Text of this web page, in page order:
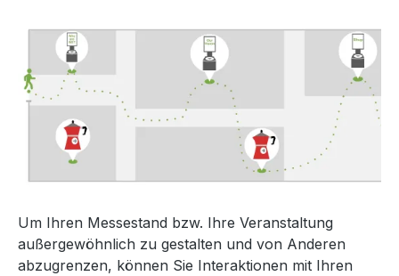
Um Ihren Messestand bzw. Ihre Veranstaltung
außergewöhnlich zu gestalten und von Anderen
abzugrenzen, können Sie Interaktionen mit Ihren